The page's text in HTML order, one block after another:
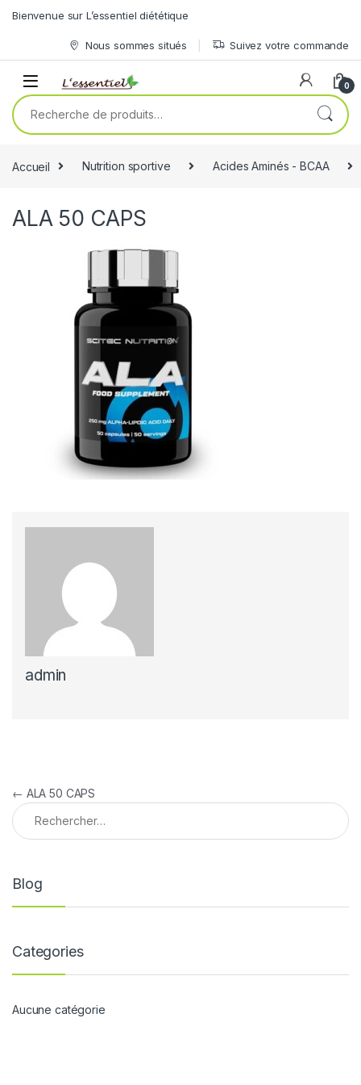
Skip to navigation
Bienvenue sur L’essentiel diététique
Nous sommes situés Suivez votre commande
0
Recherche pour :
Accueil Nutrition sportive Acides Aminés - BCAA
ALA 50 CAPS
admin
Navigation de l’article
← ALA 50 CAPS
Rechercher :
Blog
Categories
Aucune catégorie